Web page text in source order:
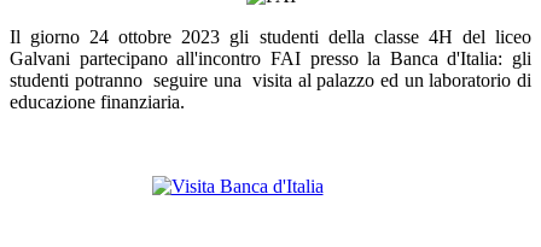
Il giorno 24 ottobre 2023 gli studenti della classe 4H del liceo
Galvani partecipano all'incontro FAI presso la Banca d'Italia: gli
studenti potranno seguire una visita al palazzo ed un laboratorio di
educazione finanziaria.